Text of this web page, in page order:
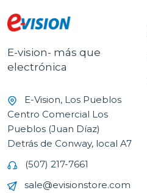
E-vision- más que
electrónica
E-Vision, Los Pueblos
Centro Comercial Los
Pueblos (Juan Díaz)
Detrás de Conway, local A7
(507) 217-7661
sale@evisionstore.com